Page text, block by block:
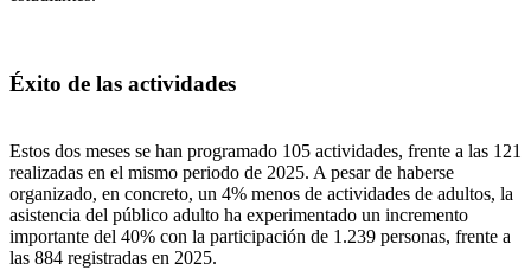
Éxito de las actividades
Estos dos meses se han programado 105 actividades, frente a las 121
realizadas en el mismo periodo de 2025. A pesar de haberse
organizado, en concreto, un 4% menos de actividades de adultos, la
asistencia del público adulto ha experimentado un incremento
importante del 40% con la participación de 1.239 personas, frente a
las 884 registradas en 2025.